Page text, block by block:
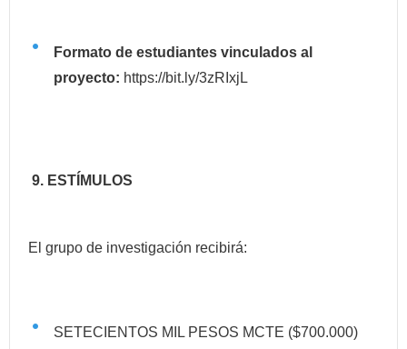
Formato de estudiantes vinculados al
proyecto: https://bit.ly/3zRIxjL
9. ESTÍMULOS
El grupo de investigación recibirá:
SETECIENTOS MIL PESOS MCTE ($700.000)